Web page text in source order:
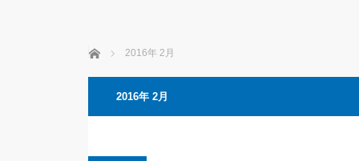
ホーム 2016年 2月
2016年 2月